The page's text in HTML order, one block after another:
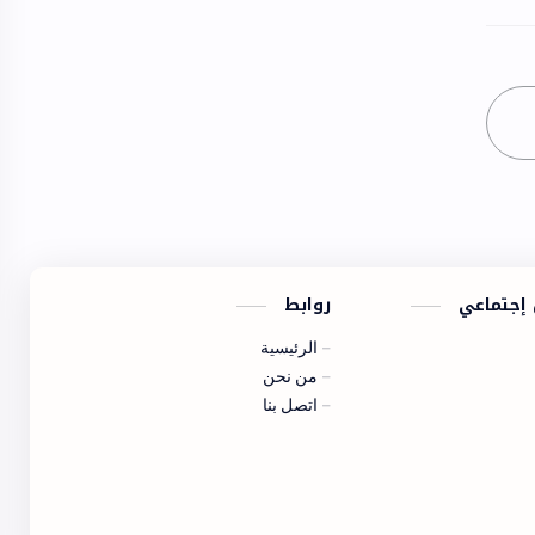
إجتماعي روابط
الرئيسية
من نحن
اتصل بنا